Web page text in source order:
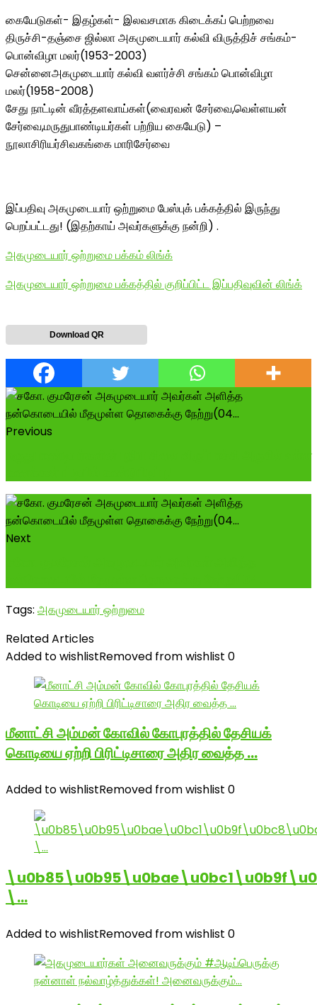
கையேடுகள்- இதழ்கள்- இலவசமாக கிடைக்கப் பெற்றவை
திருச்சி-தஞ்சை ஜில்லா அகமுடையார் கல்வி விருத்திச் சங்கம்-
பொன்விழா மலர்(1953-2003)
சென்னைஅகமுடையார் கல்வி வளர்ச்சி சங்கம் பொன்விழா
மலர்(1958-2008)
சேது நாட்டின் வீரத்தளவாய்கள்(வைரவன் சேர்வை,வெள்ளயன்
சேர்வை,மருதுபாண்டியர்கள் பற்றிய கையேடு) –
நூலாசிரியர்சிவகங்கை மாரிசேர்வை
இப்பதிவு அகமுடையார் ஒற்றுமை பேஸ்புக் பக்கத்தில் இருந்து
பெறப்பட்டது! (இதற்காய் அவர்களுக்கு நன்றி) .
அகமுடையார் ஒற்றுமை பக்கம் லிங்க்
அகமுடையார் ஒற்றுமை பக்கத்தில் குறிப்பிட்ட இப்பதிவுவின் லிங்க்
Download QR
Previous
Next
Tags: அகமுடையார் ஒற்றுமை
Related Articles
Added to wishlistRemoved from wishlist 0
மீனாட்சி அம்மன் கோவில் கோபுரத்தில் தேசியக்
கொடியை ஏற்றி பிரிட்டிசாரை அதிர வைத்த …
Added to wishlistRemoved from wishlist 0
\…
Added to wishlistRemoved from wishlist 0